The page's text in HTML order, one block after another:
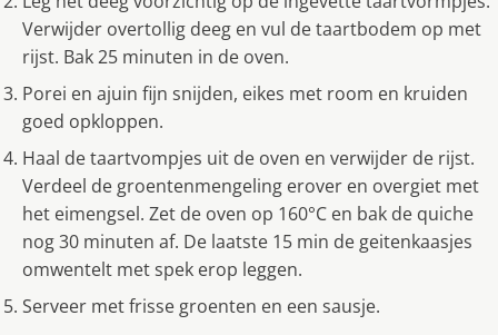
Verwijder overtollig deeg en vul de taartbodem op met
rijst. Bak 25 minuten in de oven.
Porei en ajuin fijn snijden, eikes met room en kruiden
goed opkloppen.
Haal de taartvompjes uit de oven en verwijder de rijst.
Verdeel de groentenmengeling erover en overgiet met
het eimengsel. Zet de oven op 160°C en bak de quiche
nog 30 minuten af. De laatste 15 min de geitenkaasjes
omwentelt met spek erop leggen.
Serveer met frisse groenten en een sausje.